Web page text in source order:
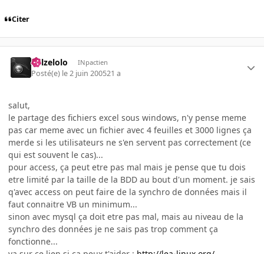
Citer
killzelolo INpactien
Posté(e) le 2 juin 200521 a
salut,
le partage des fichiers excel sous windows, n'y pense meme
pas car meme avec un fichier avec 4 feuilles et 3000 lignes ça
merde si les utilisateurs ne s'en servent pas correctement (ce
qui est souvent le cas)...
pour access, ça peut etre pas mal mais je pense que tu dois
etre limité par la taille de la BDD au bout d'un moment. je sais
q'avec access on peut faire de la synchro de données mais il
faut connaitre VB un minimum...
sinon avec mysql ça doit etre pas mal, mais au niveau de la
synchro des données je ne sais pas trop comment ça
fonctionne...